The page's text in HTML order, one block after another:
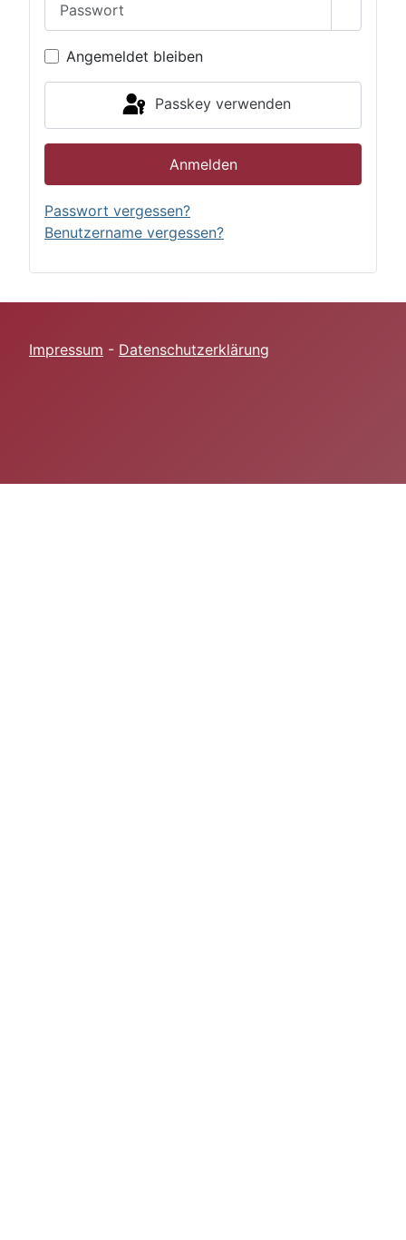
Angemeldet bleiben
Passkey verwenden
Anmelden
Passwort vergessen?
Benutzername vergessen?
Impressum - Datenschutzerklärung